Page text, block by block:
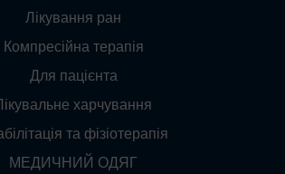
Лікування ран
Компресійна терапія
Для пацієнта
харчування
та фізіотерапія
МЕДИЧНИЙ ОДЯГ